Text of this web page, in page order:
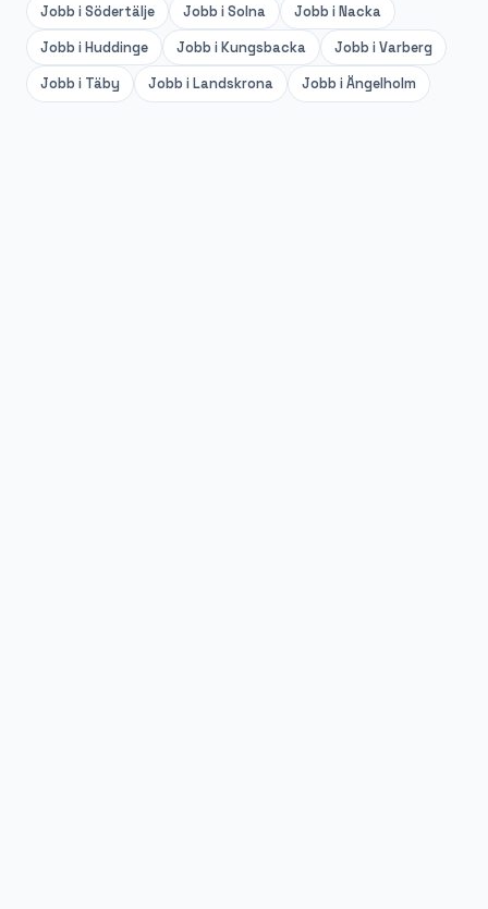
Jobb iSödertälje Jobb iSolna Jobb iNacka
Jobb iHuddinge Jobb iKungsbacka Jobb iVarberg
Jobb i Täby Jobb iLandskrona Jobb iÄngelholm